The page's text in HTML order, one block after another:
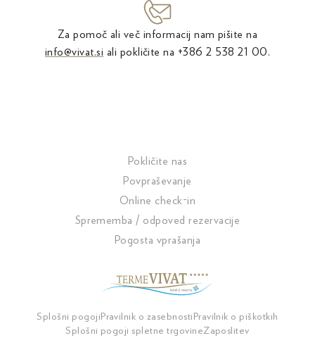
Za pomoč ali več informacij nam pišite na
info@vivat.si ali pokličite na +386 2 538 21 00.
Pokličite nas
Povpraševanje
Online check-in
Sprememba / odpoved rezervacije
Pogosta vprašanja
Splošni pogoji Pravilnik o zasebnosti Pravilnik o piškotkih
Splošni pogoji spletne trgovineZaposlitev